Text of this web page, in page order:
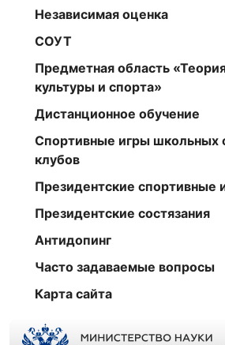
Независимая оценка
СОУТ
Предметная область
культуры и спорта»
Дистанционное обучение
Спортивные игры школьных
клубов
Президентские спортивные
Президентские состязания
Антидопинг
Часто задаваемые вопросы
Карта сайта